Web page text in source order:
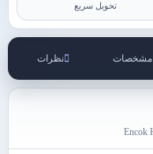
تحویل سریع
مشخصات نظرات